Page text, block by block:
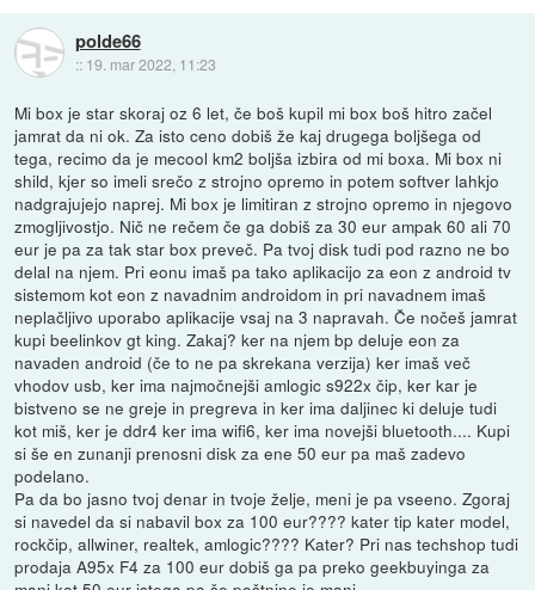
polde66
:: 19. mar 2022, 11:23
Mi box je star skoraj oz 6 let, če boš kupil mi box boš hitro začel
jamrat da ni ok. Za isto ceno dobiš že kaj drugega boljšega od
tega, recimo da je mecool km2 boljša izbira od mi boxa. Mi box ni
shild, kjer so imeli srečo z strojno opremo in potem softver lahkjo
nadgrajujejo naprej. Mi box je limitiran z strojno opremo in njegovo
zmogljivostjo. Nič ne rečem če ga dobiš za 30 eur ampak 60 ali 70
eur je pa za tak star box preveč. Pa tvoj disk tudi pod razno ne bo
delal na njem. Pri eonu imaš pa tako aplikacijo za eon z android tv
sistemom kot eon z navadnim androidom in pri navadnem imaš
neplačljivo uporabo aplikacije vsaj na 3 napravah. Če nočeš jamrat
kupi beelinkov gt king. Zakaj? ker na njem bp deluje eon za
navaden android (če to ne pa skrekana verzija) ker imaš več
vhodov usb, ker ima najmočnejši amlogic s922x čip, ker kar je
bistveno se ne greje in pregreva in ker ima daljinec ki deluje tudi
kot miš, ker je ddr4 ker ima wifi6, ker ima novejši bluetooth.... Kupi
si še en zunanji prenosni disk za ene 50 eur pa maš zadevo
podelano.
Pa da bo jasno tvoj denar in tvoje želje, meni je pa vseeno. Zgoraj
si navedel da si nabavil box za 100 eur???? kater tip kater model,
rockčip, allwiner, realtek, amlogic???? Kater? Pri nas techshop tudi
prodaja A95x F4 za 100 eur dobiš ga pa preko geekbuyinga za